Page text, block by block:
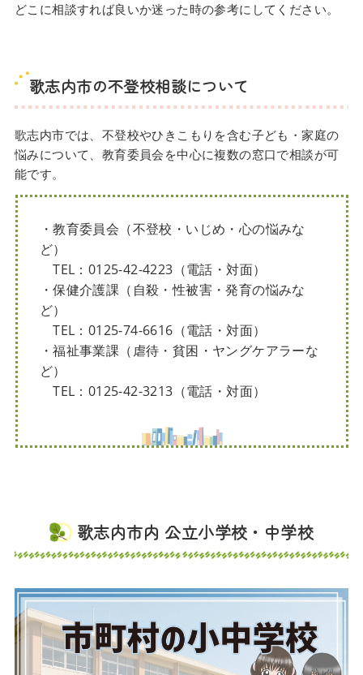
どこに相談すれば良いか迷った時の参考にしてください。
歌志内市の不登校相談について
歌志内市では、不登校やひきこもりを含む子ども・家庭の
悩みについて、教育委員会を中心に複数の窓口で相談が可
能です。
・教育委員会（不登校・いじめ・心の悩みな
ど）
TEL：0125-42-4223（電話・対面）
・保健介護課（自殺・性被害・発育の悩みな
ど）
TEL：0125-74-6616（電話・対面）
・福祉事業課（虐待・貧困・ヤングケアラーな
ど）
TEL：0125-42-3213（電話・対面）
歌志内市内 公立小学校・中学校